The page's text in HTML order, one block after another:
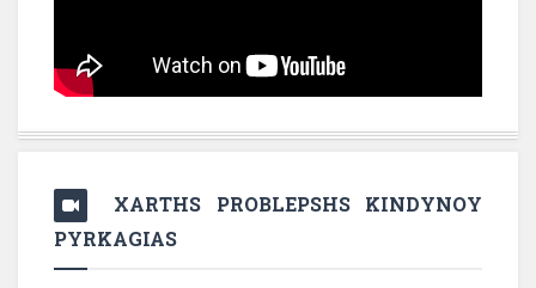
XARTHS PROBLEPSHS KINDYNOY
PYRKAGIAS